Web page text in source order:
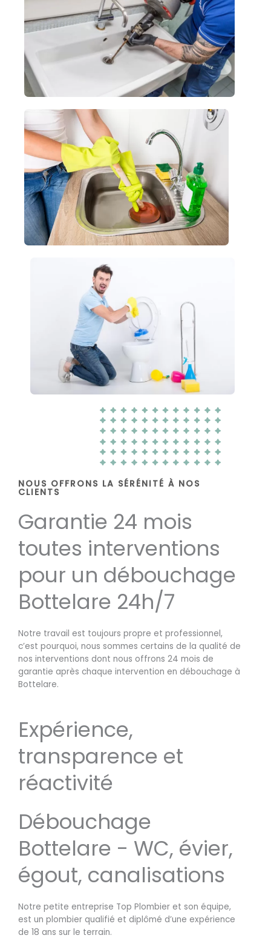
NOUS OFFRONS LA SÉRÉNITÉ À NOS
CLIENTS
Garantie 24 mois
toutes interventions
pour un débouchage
Bottelare 24h/7
Notre travail est toujours propre et professionnel,
c’est pourquoi, nous sommes certains de la qualité de
nos interventions dont nous offrons 24 mois de
garantie après chaque intervention en débouchage à
Bottelare.
Expérience,
transparence et
réactivité
Débouchage
Bottelare - WC, évier,
égout, canalisations
Notre petite entreprise Top Plombier et son équipe,
est un plombier qualifié et diplômé d’une expérience
de 18 ans sur le terrain.